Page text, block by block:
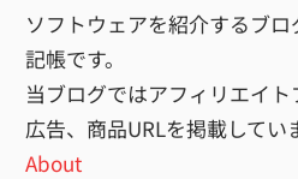
ソフトウェアを紹介するブ
記帳です。
当ブログではアフィリエイ
広告、商品URLを掲載してい
About